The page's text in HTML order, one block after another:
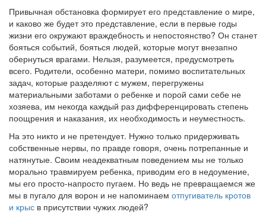
Привычная обстановка формирует его представление о мире,
и каково же будет это представление, если в первые годы
жизни его окружают враждебность и непостоянство? Он станет
бояться событий, бояться людей, которые могут внезапно
обернуться врагами. Нельзя, разумеется, предусмотреть
всего. Родители, особенно матери, помимо воспитательных
задач, которые разделяют с мужем, перегружены
материальными заботами о ребенке и порой сами себе не
хозяева, им некогда каждый раз дифференцировать степень
поощрения и наказания, их необходимость и неуместность.
На это никто и не претендует. Нужно только придерживать
собственные нервы, по правде говоря, очень потрепанные и
натянутые. Своим неадекватным поведением мы не только
морально травмируем ребенка, приводим его в недоумение,
мы его просто-напросто пугаем. Но ведь не превращаемся же
мы в пугало для ворон и не напоминаем отпугиватель кротов
и крыс в присутствии чужих людей?